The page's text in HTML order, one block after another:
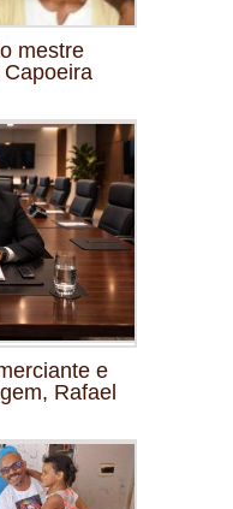
mestre
e
Rafael